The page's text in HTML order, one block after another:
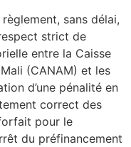
sans délai,
strict de
entre la Caisse
(CANAM) et les
d’une pénalité en
correct des
pour le
du préfinancement